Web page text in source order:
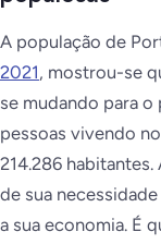
A população de
2021, mostrou-se
se mudando para o
pessoas vivendo
214.286
de sua
a sua economia. É